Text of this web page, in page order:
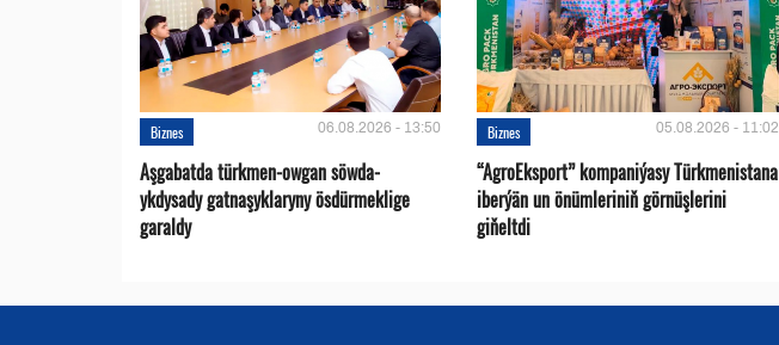
Biznes 06.08.2026 - 13:50
Aşgabatda türkmen-owgan söwda-
ykdysady gatnaşyklaryny ösdürmeklige
garaldy
Biznes 05.08.2026 - 11:02
“AgroEksport” kompaniýasy Türkmenistana
iberýän un önümleriniň görnüşlerini
giňeltdi